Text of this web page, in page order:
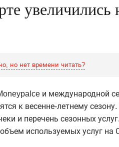
увеличились
но нет времени читать?
и международной
к весенне-летнему
и перечень сезонных
используемых услуг на